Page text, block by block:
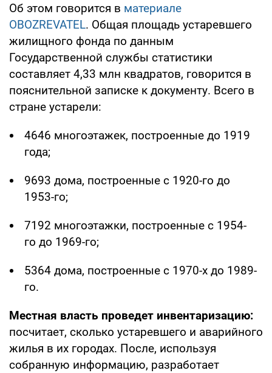
Об этом говорится в материале
OBOZREVATEL. Общая площадь устаревшего
жилищного фонда по данным
Государственной службы статистики
составляет 4,33 млн квадратов, говорится в
пояснительной записке к документу. Всего в
стране устарели:
4646 многоэтажек, построенные до 1919
года;
9693 дома, построенные с 1920-го до
1953-го;
7192 многоэтажки, построенные с 1954-
го до 1969-го;
5364 дома, построенные с 1970-х до 1989-
го.
Местная власть проведет инвентаризацию:
посчитает, сколько устаревшего и аварийного
жилья в их городах. После, используя
собранную информацию, разработает